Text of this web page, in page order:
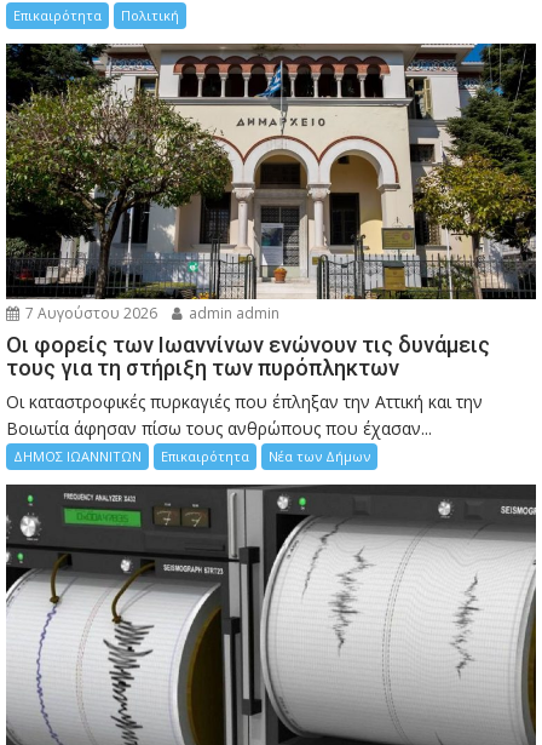
Επικαιρότητα Πολιτική
7 Αυγούστου 2026 admin admin
Οι φορείς των Ιωαννίνων ενώνουν τις δυνάμεις
τους για τη στήριξη των πυρόπληκτων
Οι καταστροφικές πυρκαγιές που έπληξαν την Αττική και την
Bοιωτία άφησαν πίσω τους ανθρώπους που έχασαν...
ΔΗΜΟΣ ΙΩΑΝΝΙΤΩΝ Επικαιρότητα Νέα των Δήμων